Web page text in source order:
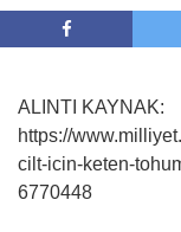
ALINTI KAYNAK:
https://
cilt-icin-keten-
6770448